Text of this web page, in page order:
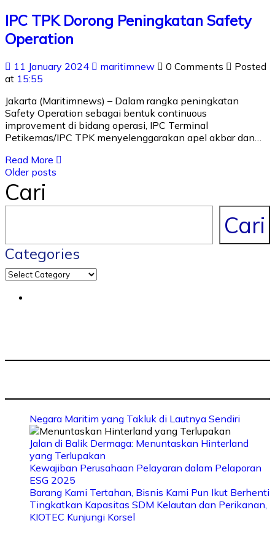
IPC TPK Dorong Peningkatan Safety
Operation
11 January 2024 maritimnew 0 Comments
Posted
at 15:55
Jakarta (Maritimnews) – Dalam rangka peningkatan
Safety Operation sebagai bentuk continuous
improvement di bidang operasi, IPC Terminal
Petikemas/IPC TPK menyelenggarakan apel akbar dan…
Read More
Older posts
Cari
Cari
Categories
Negara Maritim yang Takluk di Lautnya Sendiri
Jalan di Balik Dermaga: Menuntaskan Hinterland
yang Terlupakan
Kewajiban Perusahaan Pelayaran dalam Pelaporan
ESG 2025
Barang Kami Tertahan, Bisnis Kami Pun Ikut Berhenti
Tingkatkan Kapasitas SDM Kelautan dan Perikanan,
KIOTEC Kunjungi Korsel